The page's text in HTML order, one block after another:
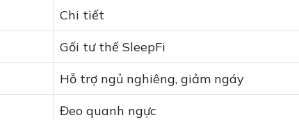
Chi tiết
Gối tư thế SleepFi
Hỗ trợ ngủ nghiêng, giảm ngáy
Đeo quanh ngực